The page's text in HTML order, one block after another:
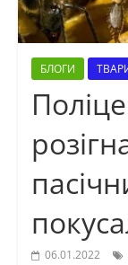
БЛОГИ
06.01.2022